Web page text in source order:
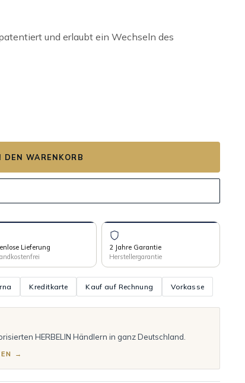
und erlaubt ein Wechseln des
DEN WARENKORB
Lieferung
2 Jahre Garantie
Herstellergarantie
Kreditkarte Kauf auf Rechnung Vorkasse
HERBELIN Händlern in ganz Deutschland.
→